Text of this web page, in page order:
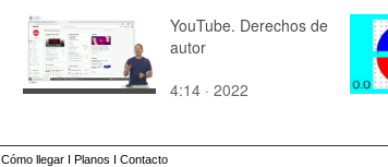
YouTube. Derechos de
autor
4:14 · 2022
Cómo llegar I Planos I Contacto